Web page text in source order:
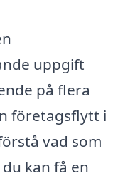
uppgift
på flera
företagsflytt i
vad som
kan få en